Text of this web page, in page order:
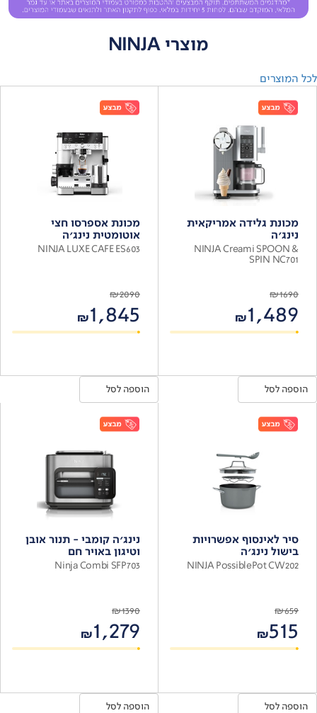
מוצרי NINJA
לכל המוצרים
מכונת גלידה אמריקאית
נינג'ה
NINJA Creami SPOON &
SPIN NC701
₪1690
₪1,489
הוספה לסל
מכונת אספרסו חצי
אוטומטית נינג'ה
NINJA LUXE CAFE ES603
₪2090
₪1,845
הוספה לסל
סיר לאינסוף אפשרויות
בישול נינג'ה
NINJA PossiblePot CW202
₪659
₪515
הוספה לסל
נינג'ה קומבי - תנור אובן
וטיגון באויר חם
Ninja Combi SFP703
₪1390
₪1,279
הוספה לסל